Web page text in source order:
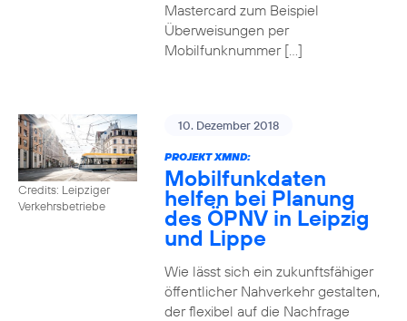
Mastercard zum Beispiel
Überweisungen per
Mobilfunknummer […]
Credits: Leipziger
Verkehrsbetriebe
10. Dezember 2018
PROJEKT XMND:
Mobilfunkdaten
helfen bei Planung
des ÖPNV in Leipzig
und Lippe
Wie lässt sich ein zukunftsfähiger
öffentlicher Nahverkehr gestalten,
der flexibel auf die Nachfrage